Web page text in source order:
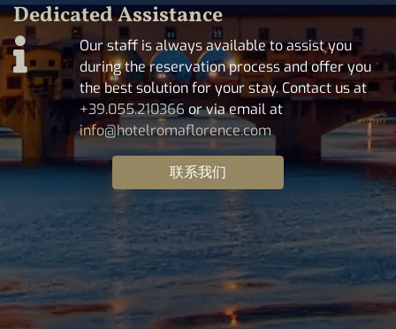
Dedicated Assistance
Our staff is always available to assist you
during the reservation process and offer you
the best solution for your stay. Contact us at
+39.055.210366 or via email at
info@hotelromaflorence.com
联系我们